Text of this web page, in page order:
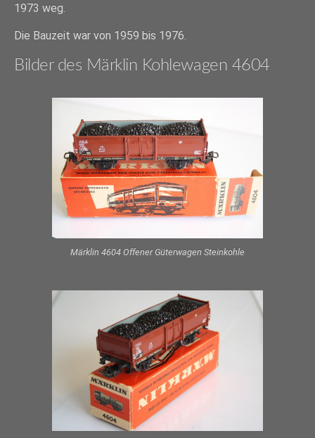
1973 weg.
Die Bauzeit war von 1959 bis 1976.
Bilder des Märklin Kohlewagen 4604
Märklin 4604 Offener Güterwagen Steinkohle